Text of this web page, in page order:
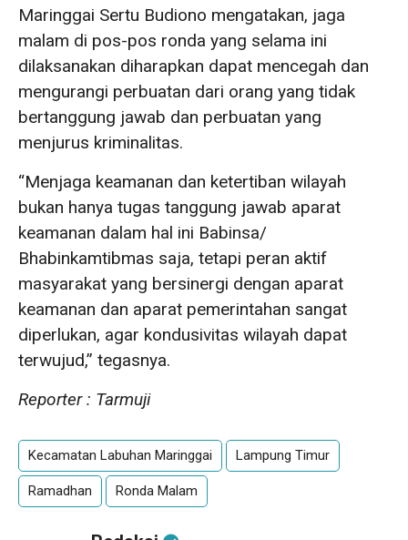
Maringgai Sertu Budiono mengatakan, jaga
malam di pos-pos ronda yang selama ini
dilaksanakan diharapkan dapat mencegah dan
mengurangi perbuatan dari orang yang tidak
bertanggung jawab dan perbuatan yang
menjurus kriminalitas.
“Menjaga keamanan dan ketertiban wilayah
bukan hanya tugas tanggung jawab aparat
keamanan dalam hal ini Babinsa/
Bhabinkamtibmas saja, tetapi peran aktif
masyarakat yang bersinergi dengan aparat
keamanan dan aparat pemerintahan sangat
diperlukan, agar kondusivitas wilayah dapat
terwujud,” tegasnya.
Reporter : Tarmuji
Kecamatan Labuhan Maringgai Lampung Timur
Ramadhan Ronda Malam